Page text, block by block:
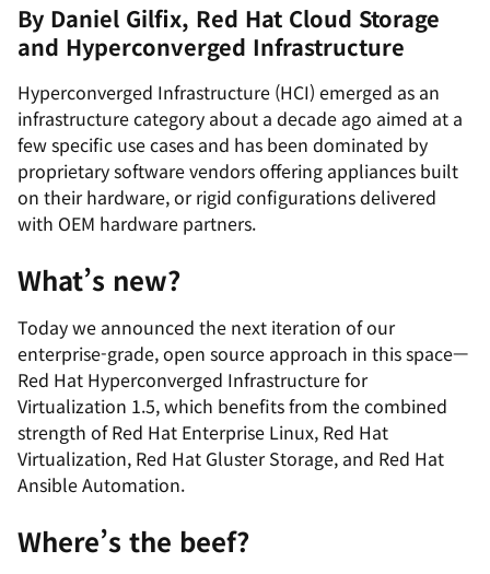
By Daniel Gilfix, Red Hat Cloud Storage
and Hyperconverged Infrastructure
Hyperconverged Infrastructure (HCI) emerged as an
infrastructure category about a decade ago aimed at a
few specific use cases and has been dominated by
proprietary software vendors offering appliances built
on their hardware, or rigid configurations delivered
with OEM hardware partners.
What’s new?
Today we announced the next iteration of our
enterprise-grade, open source approach in this space—
Red Hat Hyperconverged Infrastructure for
Virtualization 1.5, which benefits from the combined
strength of Red Hat Enterprise Linux, Red Hat
Virtualization, Red Hat Gluster Storage, and Red Hat
Ansible Automation.
Where’s the beef?